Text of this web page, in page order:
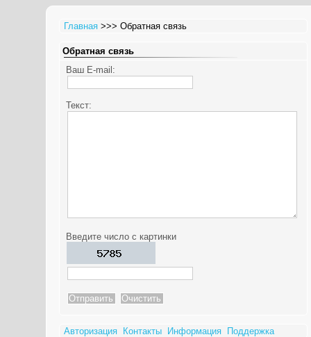
Главная >>> Обратная связь
Обратная связь
Ваш E-mail:
Текст:
Введите число с картинки
Авторизация Контакты Информация Поддержка